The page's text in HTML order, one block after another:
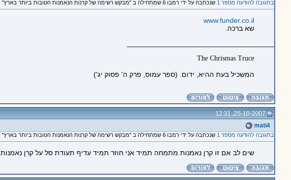
בתגובה להודעה מספר 1 שנכתבה על ידי רמבו 6 שמתחילה ב "מבקש רשימה של קרנות הנאמנות הטובות ביותר בארץ"
www.funder.co.il
שא ברכה.
The Chrismas Truce
המשכיל בעת ההיא, ידום. (ספר עמוס, פרק ה' פסוק יג')
25-10-2007, 12:31
mati4
בתגובה להודעה מספר 1
שנכתבה על ידי רמבו 6 שמתחילה ב "מבקש רשימה של קרנות הנאמנות הטובות ביותר בארץ"
שים לב אם זו קרן נאמנות מתמחה תמיד אני חוזר תמיד עדיף תעודת סל על קרן